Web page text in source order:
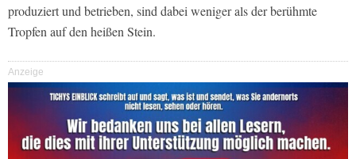
produziert und betrieben, sind dabei weniger als der berühmte
Tropfen auf den heißen Stein.
Anzeige